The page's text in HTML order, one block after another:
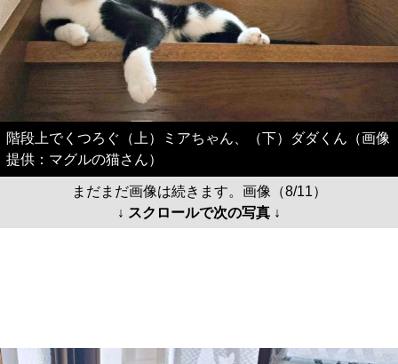
階段上でくつろぐ（上）ミアちゃん、（下）ダダくん（画像
提供：マグルの猫さん）
まだまだ画像は続きます。画像（8/11）
↓ スクロールで次の写真 ↓